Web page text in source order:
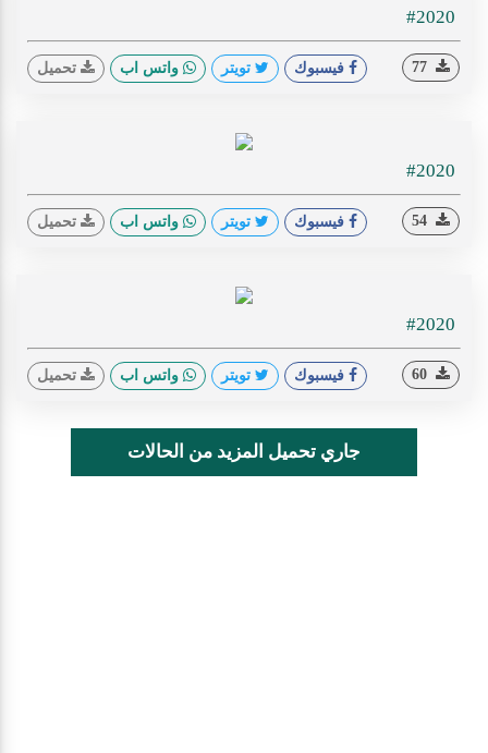
#2020
فيسبوك تويتر واتس اب تحميل
#2020
فيسبوك تويتر واتس اب تحميل
#2020
فيسبوك تويتر واتس اب تحميل
جاري تحميل المزيد من الحالات